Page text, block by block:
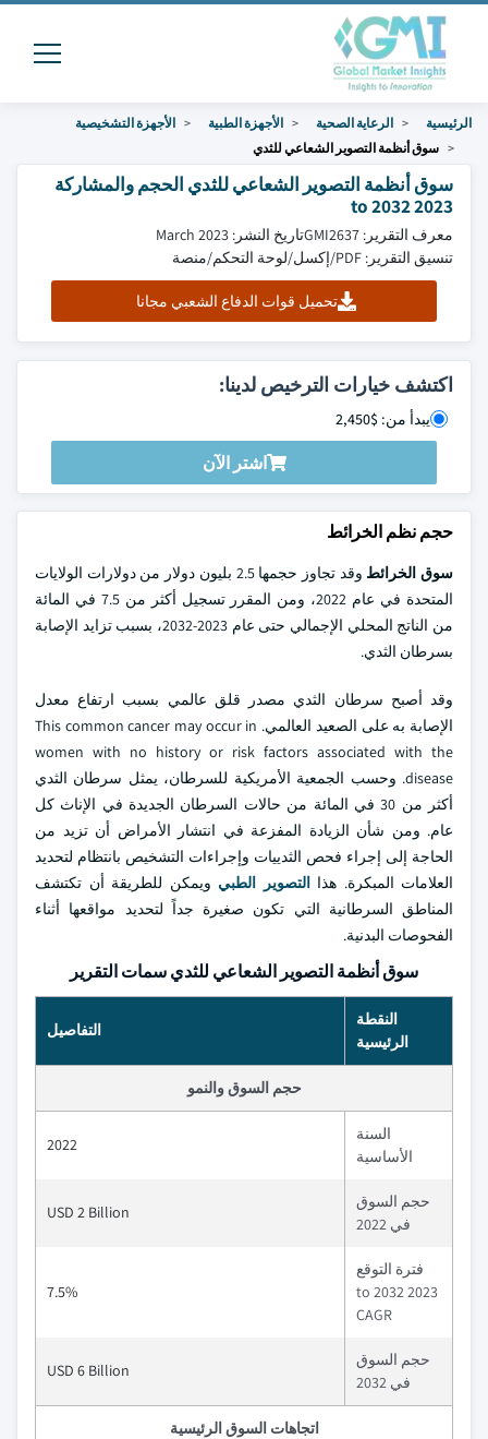
الرئيسية الرعاية الصحية الأجهزة الطبية
الأجهزة التشخيصية
سوق أنظمة التصوير الشعاعي للثدي
سوق أنظمة التصوير الشعاعي للثدي الحجم والمشاركة
2023 to 2032
معرف التقرير: GMI2637
تاريخ النشر: March 2023
تنسيق التقرير: PDF/إكسل/لوحة التحكم/منصة
تحميل قوات الدفاع الشعبي مجانا
اكتشف خيارات الترخيص لدينا:
يبدأ من: $2,450
اشتر الآن
حجم نظم الخرائط
سوق الخرائط
وقد تجاوز حجمها 2.5 بليون دولار من دولارات الولايات
المتحدة في عام 2022، ومن المقرر تسجيل أكثر من 7.5 في المائة
من الناتج المحلي الإجمالي حتى عام 2023-2032، بسبب تزايد الإصابة
بسرطان الثدي.
وقد أصبح سرطان الثدي مصدر قلق عالمي بسبب ارتفاع معدل
الإصابة به على الصعيد العالمي. This common cancer may occur in
women with no history or risk factors associated with the
disease. وحسب الجمعية الأمريكية للسرطان، يمثل سرطان الثدي
أكثر من 30 في المائة من حالات السرطان الجديدة في الإناث كل
عام. ومن شأن الزيادة المفزعة في انتشار الأمراض أن تزيد من
الحاجة إلى إجراء فحص الثدييات وإجراءات التشخيص بانتظام لتحديد
العلامات المبكرة. هذاالتصوير الطبي ويمكن للطريقة أن تكتشف
المناطق السرطانية التي تكون صغيرة جداً لتحديد مواقعها أثناء
الفحوصات البدنية.
سوق أنظمة التصوير الشعاعي للثدي سمات التقرير
النقطة
الرئيسية
التفاصيل
حجم السوق والنمو
السنة
الأساسية
2022
حجم السوق
في 2022
USD 2 Billion
فترة التوقع
2023 to 2032
CAGR
7.5%
حجم السوق
في 2032
USD 6 Billion
اتجاهات السوق الرئيسية